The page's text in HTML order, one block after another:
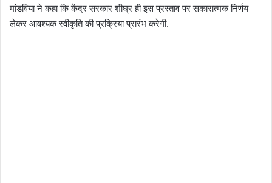
मांडविया ने कहा कि केंद्र सरकार शीघ्र ही इस प्रस्ताव पर सकारात्मक निर्णय
लेकर आवश्यक स्वीकृति की प्रक्रिया प्रारंभ करेगी.